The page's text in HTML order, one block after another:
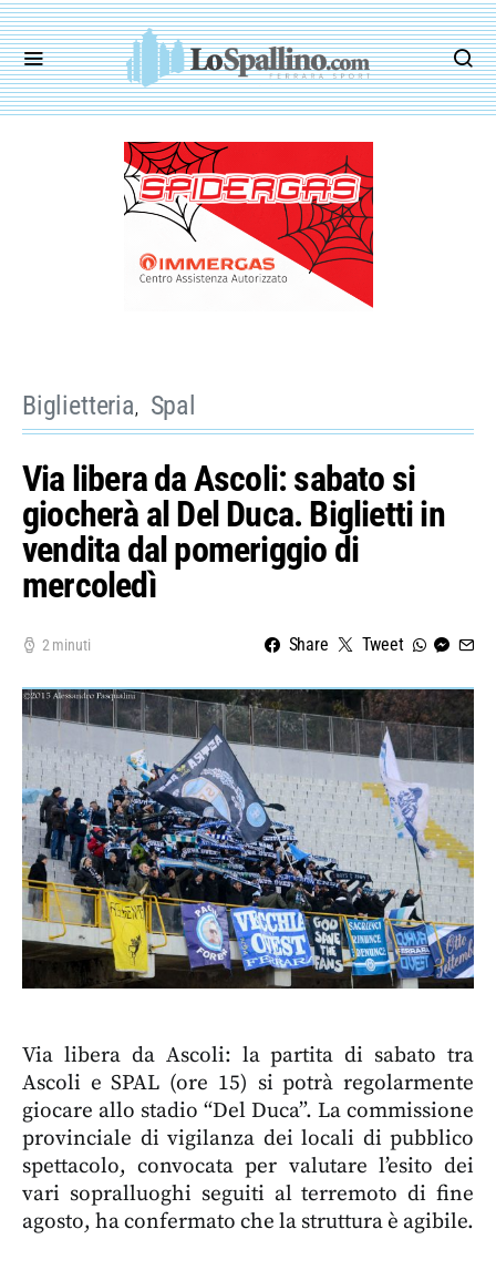
Biglietteria Spal
Via libera da Ascoli: sabato si
giocherà al Del Duca. Biglietti in
vendita dal pomeriggio di
mercoledì
2 minuti Share Tweet
Via libera da Ascoli: la partita di sabato tra
Ascoli e SPAL (ore 15) si potrà regolarmente
giocare allo stadio “Del Duca”. La commissione
provinciale di vigilanza dei locali di pubblico
spettacolo, convocata per valutare l’esito dei
vari sopralluoghi seguiti al terremoto di fine
agosto, ha confermato che la struttura è agibile.